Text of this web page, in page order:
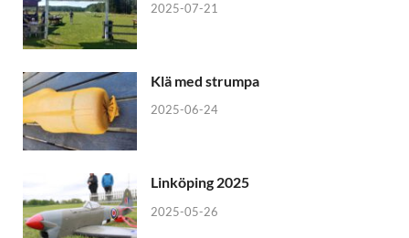
2025-07-21
Klä med strumpa
2025-06-24
Linköping 2025
2025-05-26